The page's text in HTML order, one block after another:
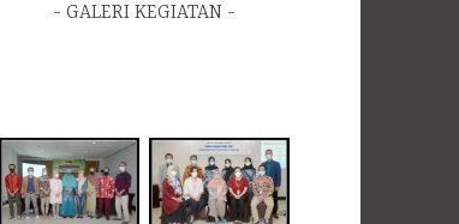
GALERI KEGIATAN